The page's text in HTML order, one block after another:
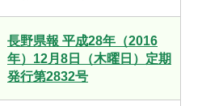
長野県報 平成28年（2016
年）12月8日（木曜日）定期
発行第2832号